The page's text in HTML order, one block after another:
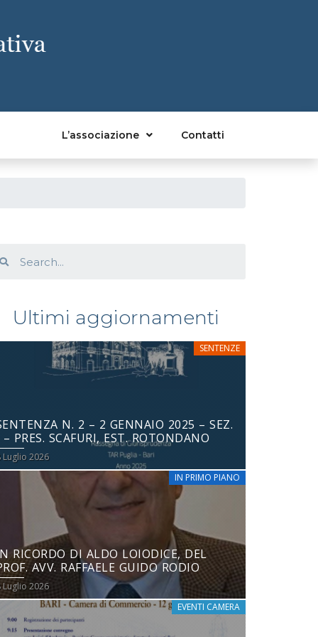
L’associazione Contatti
Ultimi aggiornamenti
SENTENZE
N. 2 – 2 GENNAIO 2025 – SEZ.
PRES. SCAFURI, EST. ROTONDANO
Luglio 2026
IN PRIMO PIANO
RICORDO DI ALDO LOIODICE, DEL
AVV. RAFFAELE GUIDO RODIO
Luglio 2026
EVENTI CAMERA